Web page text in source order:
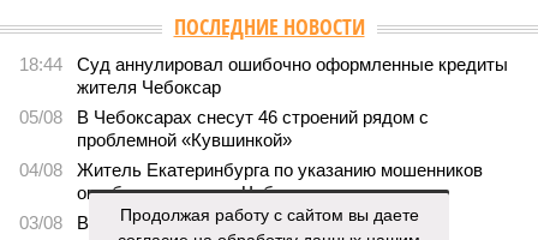
ПОСЛЕДНИЕ НОВОСТИ
18:44
Суд аннулировал ошибочно оформленные кредиты
жителя Чебоксар
05/08
В Чебоксарах снесут 46 строений рядом с
проблемной «Кувшинкой»
04/08
Житель Екатеринбурга по указанию мошенников
ограбил квартиру в Чебоксарах
03/08
В регионе сформируют запас топлива
Продолжая работу с сайтом вы даете